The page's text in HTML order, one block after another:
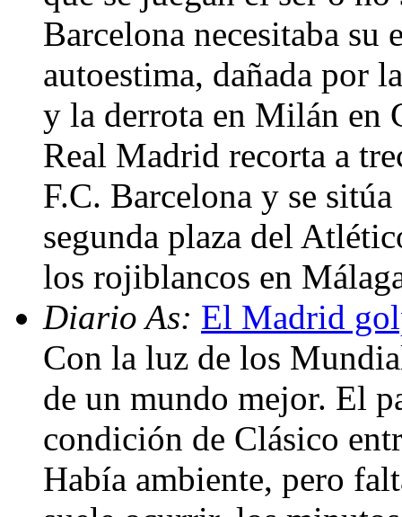
Barcelona necesitaba su
autoestima, dañada por
y la derrota en Milán en
Real Madrid recorta a
F.C. Barcelona y se
segunda plaza del
los rojiblancos en
Diario As: El Madrid
Con la luz de los
de un mundo mejor. El
condición de Clásico
Había ambiente, pero